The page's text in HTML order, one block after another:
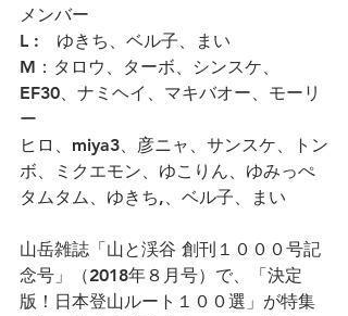
メンバー
L :　ゆきち、ベル子、まい
M：タロウ、ターボ、シンスケ、
EF30、ナミヘイ、マキバオー、モーリ
ー
ヒロ、miya3、彦ニャ、サンスケ、トン
ボ、ミクエモン、ゆこりん、ゆみっぺ
タムタム、ゆきち,、ベル子、まい
山岳雑誌「山と渓谷 創刊１０００号記
念号」（2018年８月号）で、「決定
版！日本登山ルート１００選」が特集